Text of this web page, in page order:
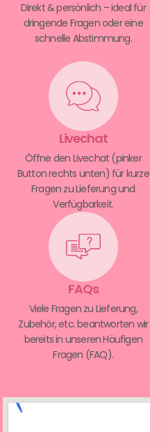
Direkt & persönlich – ideal für
dringende Fragen oder eine
schnelle Abstimmung.
Livechat
Öffne den Livechat (pinker
Button rechts unten) für kurze
Fragen zu Lieferung und
Verfügbarkeit.
FAQs
Viele Fragen zu Lieferung,
Zubehör, etc. beantworten wir
bereits in unseren Häufigen
Fragen (FAQ).